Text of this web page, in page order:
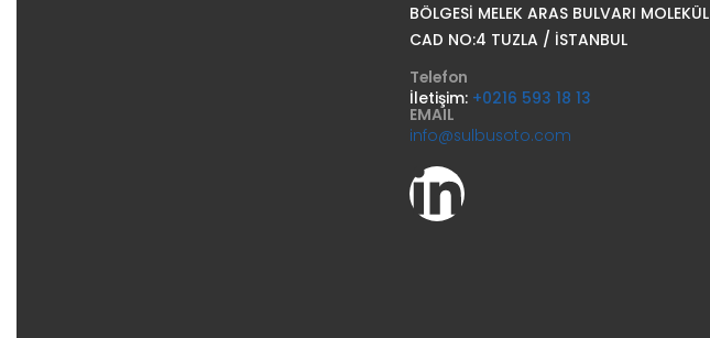
BÖLGESİ MELEK ARAS BULVARI MOLEKÜL
CAD NO:4 TUZLA / İSTANBUL
Telefon
İletişim: +0216 593 18 13
EMAIL
info@sulbusoto.com